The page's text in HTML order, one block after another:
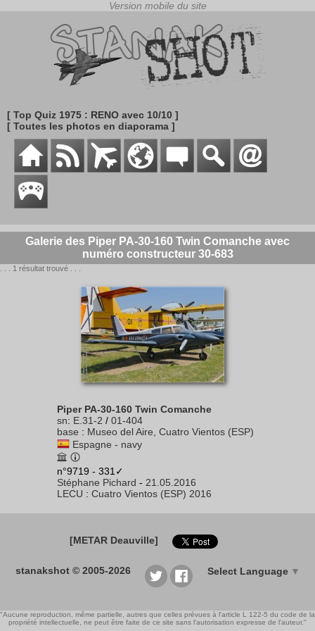
[ Top Quiz 1975 : RENO avec 10/10 ]
[ Toutes les photos en diaporama ]
Galerie des Piper PA-30-160 Twin Comanche avec
numéro constructeur 30-683
. . . 1 résultat trouvé . . .
Piper PA-30-160 Twin Comanche
sn: E.31-2 / 01-404
base : Museo del Aire, Cuatro Vientos (ESP)
Espagne - navy
n°9719 - 331✓
Stéphane Pichard - 21.05.2016
LECU : Cuatro Vientos (ESP) 2016
[METAR Deauville]
stanakshot © 2005-2026 Select Language ▼
"Aucune reproduction, même partielle, autres que celles prévues à l'article L 122-5 du code de la
propriété intellectuelle, ne peut être faite de ce site sans l'autorisation expresse de l'auteur."